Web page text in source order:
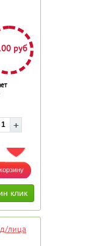
руб
ДОБАВИТЬ В ИЗБРАННОЕ
лица